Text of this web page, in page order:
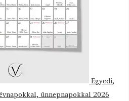
Egyedi,
ünnepnapokkal 2026